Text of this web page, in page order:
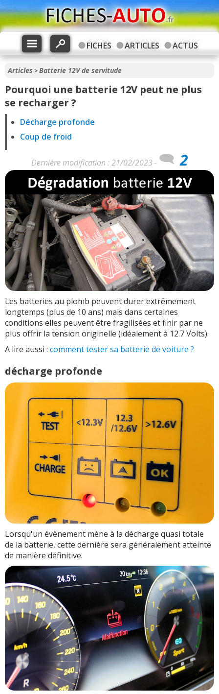
FICHES ARTICLES ACTUS
Articles >Batterie 12V de servitude
Pourquoi une batterie 12V peut ne plus
se recharger ?
Décharge profonde
Coup de froid
Dernière modification : 21/02/2023 - 2
Les batteries au plomb peuvent durer extrêmement
longtemps (plus de 10 ans) mais dans certaines
conditions elles peuvent être fragilisées et finir par ne
plus offrir la tension originelle (idéalement à 12.7 Volts).
A lire aussi : comment tester sa batterie de voiture ?
décharge profonde
Lorsqu'un évènement mène à la décharge quasi totale
de la batterie, cette dernière sera généralement atteinte
de manière définitive.